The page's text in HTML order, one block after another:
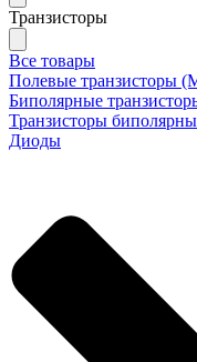
Транзисторы
Все товары
Полевые транзисторы
Биполярные
Транзисторы
Диоды